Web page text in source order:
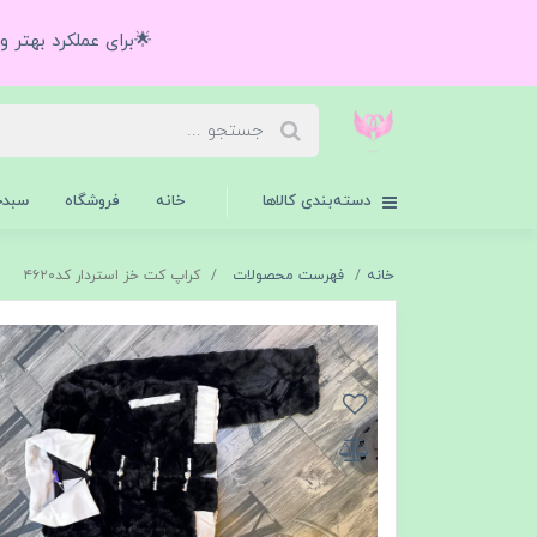
🌟برای عملکرد
دسته‌بندی کالاها خانه فروشگاه
خانه فهرست محصولات کراپ کت خز استردار کد۴۶۲۰